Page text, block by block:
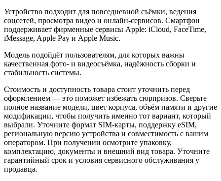
Устройство подходит для повседневной съёмки, ведения
соцсетей, просмотра видео и онлайн-сервисов. Смартфон
поддерживает фирменные сервисы Apple: iCloud, FaceTime,
iMessage, Apple Pay и Apple Music.
Модель подойдёт пользователям, для которых важны
качественная фото- и видеосъёмка, надёжность сборки и
стабильность системы.
Стоимость и доступность товара стоит уточнить перед
оформлением — это поможет избежать сюрпризов. Сверьте
полное название модели, цвет корпуса, объём памяти и другие
модификации, чтобы получить именно тот вариант, который
выбрали. Уточните формат SIM-карты, поддержку eSIM,
региональную версию устройства и совместимость с вашим
оператором. При получении осмотрите упаковку,
комплектацию, документы и внешний вид товара. Уточните
гарантийный срок и условия сервисного обслуживания у
продавца.